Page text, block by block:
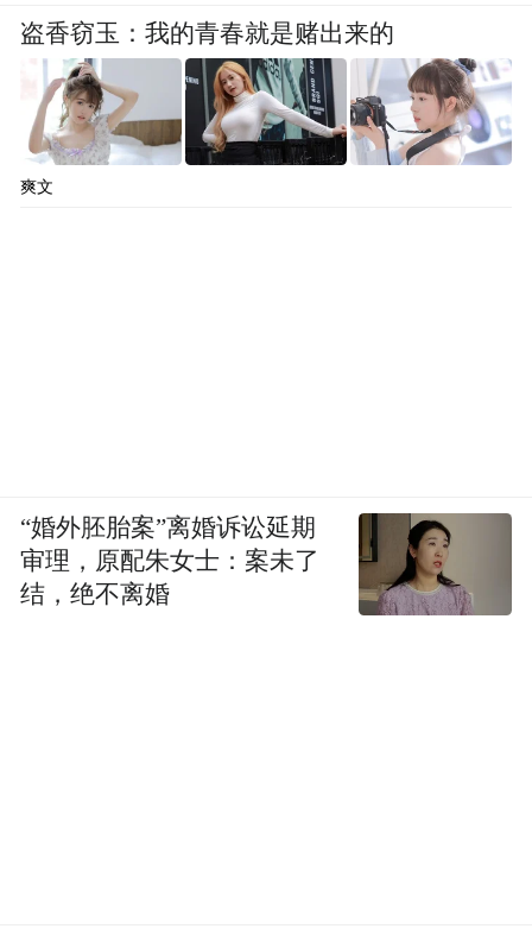
盗香窃玉：我的青春就是赌出来的
爽文
“婚外胚胎案”离婚诉讼延期
审理，原配朱女士：案未了
结，绝不离婚